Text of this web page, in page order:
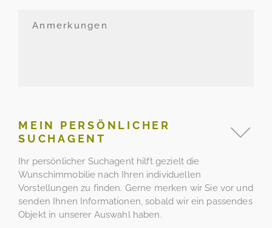
MEIN PERSÖNLICHER
SUCHAGENT
Ihr persönlicher Suchagent hilft gezielt die
Wunschimmobilie nach Ihren individuellen
Vorstellungen zu finden. Gerne merken wir Sie vor und
senden Ihnen Informationen, sobald wir ein passendes
Objekt in unserer Auswahl haben.